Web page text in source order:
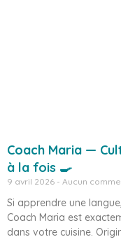
Coach Maria —
à la fois 🍳
9 avril 2026 Aucun
Si apprendre une
Coach Maria est
dans votre cuisine.